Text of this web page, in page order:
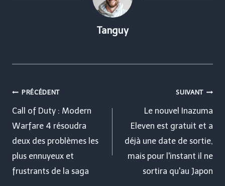
Tanguy
Navigation
de
l’article
PRÉCÉDENT
Call of Duty : Modern
Warfare 4 résoudra
deux des problèmes les
plus ennuyeux et
frustrants de la saga
SUIVANT
Le nouvel Inazuma
Eleven est gratuit et a
déjà une date de sortie,
mais pour l'instant il ne
sortira qu'au Japon